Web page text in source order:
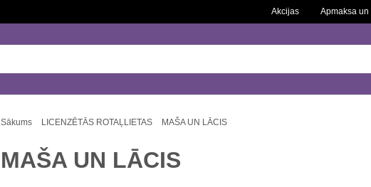
Akcijas Apmaksa
Sākums LICENZĒTĀS ROTAĻLIETAS MAŠA UN LĀCIS
MAŠA UN LĀCIS